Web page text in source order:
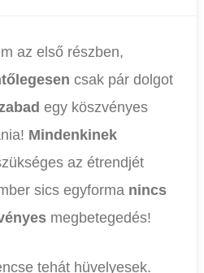
az első részben,
csak pár dolgot
egy köszvényes
Mindenkinek
az étrendjét
sics egyforma nincs
megbetegedés!
tehát hüvelyesek.